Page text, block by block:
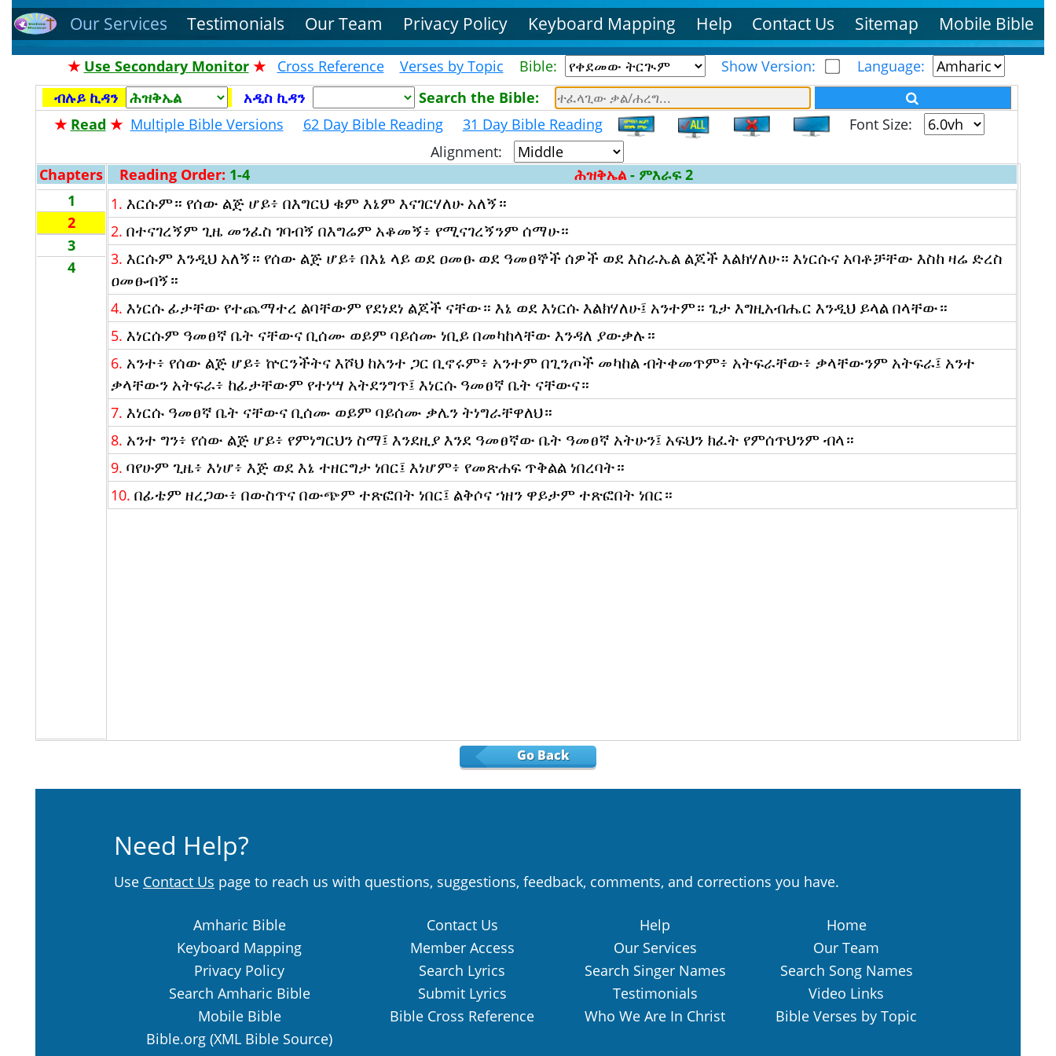
Our Services Testimonials Our Team Privacy Policy Keyboard Mapping Help Contact Us Sitemap Mobile Bible
★ Use Secondary Monitor ★ Cross Reference Verses by Topic Bible: Show Version:
Language:
ብሉይ ኪዳን
አዲስ ኪዳን
Search the Bible:
★ Read ★ Multiple Bible Versions 62 Day Bible Reading 31 Day Bible Reading
Font Size:
Alignment:
Chapters
1
2
3
4
ሕዝቅኤል- ምእራፍ 2
Reading Order: 1-4
1. እርሱም። የሰው ልጅ ሆይ፥ በእግርህ ቁም እኔም እናገርሃለሁ አለኝ።
2. በተናገረኝም ጊዜ መንፈስ ገባብኝ በእግሬም አቆመኝ፥ የሚናገረኝንም ሰማሁ።
3. እርሱም እንዲህ አለኝ። የሰው ልጅ ሆይ፥ በእኔ ላይ ወደ ዐመፁ ወደ ዓመፀኞች ሰዎች ወደ እስራኤል ልጆች እልክሃለሁ። እነርሱና አባቶቻቸው እስከ ዛሬ ድረስ
ዐመፁብኝ።
4. እነርሱ ፊታቸው የተጨማተረ ልባቸውም የደነደነ ልጆች ናቸው። እኔ ወደ እነርሱ እልክሃለሁ፤ አንተም። ጌታ እግዚአብሔር እንዲህ ይላል በላቸው።
5. እነርሱም ዓመፀኛ ቤት ናቸውና ቢሰሙ ወይም ባይሰሙ ነቢይ በመካከላቸው እንዳለ ያውቃሉ።
6. አንተ፥ የሰው ልጅ ሆይ፥ ኵርንችትና እሾህ ከአንተ ጋር ቢኖሩም፥ አንተም በጊንጦች መካከል ብትቀመጥም፥ አትፍራቸው፥ ቃላቸውንም አትፍራ፤ አንተ
ቃላቸውን አትፍራ፥ ከፊታቸውም የተነሣ አትደንግጥ፤ እነርሱ ዓመፀኛ ቤት ናቸውና።
7. እነርሱ ዓመፀኛ ቤት ናቸውና ቢሰሙ ወይም ባይሰሙ ቃሌን ትነግራቸዋለህ።
8. አንተ ግን፥ የሰው ልጅ ሆይ፥ የምነግርህን ስማ፤ እንደዚያ እንደ ዓመፀኛው ቤት ዓመፀኛ አትሁን፤ አፍህን ክፈት የምሰጥህንም ብላ።
9. ባየሁም ጊዜ፥ እነሆ፥ እጅ ወደ እኔ ተዘርግታ ነበር፤ እነሆም፥ የመጽሐፍ ጥቅልል ነበረባት።
10. በፊቴም ዘረጋው፥ በውስጥና በውጭም ተጽፎበት ነበር፤ ልቅሶና ኀዘን ዋይታም ተጽፎበት ነበር።
Go Back
Need Help?
Use Contact Us page to reach us with questions, suggestions, feedback, comments, and corrections you have.
Amharic Bible Contact Us Help
Home
Keyboard Mapping
Member Access Our Services
Our Team
Privacy Policy
Search Lyrics Search Singer Names
Search Song Names
Search Amharic Bible
Submit Lyrics Testimonials
Video Links
Mobile Bible
Bible Cross Reference Who We Are In Christ
Bible Verses by Topic
Bible.org (XML Bible Source)